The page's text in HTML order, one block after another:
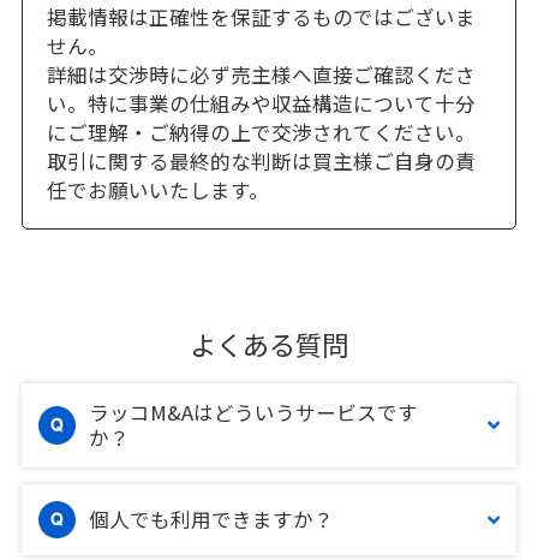
掲載情報は正確性を保証するものではございま
せん。
詳細は交渉時に必ず売主様へ直接ご確認くださ
い。特に事業の仕組みや収益構造について十分
にご理解・ご納得の上で交渉されてください。
取引に関する最終的な判断は買主様ご自身の責
任でお願いいたします。
よくある質問
ラッコM&Aはどういうサービスです
か？
個人でも利用できますか？